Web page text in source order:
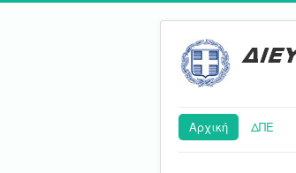
Αρχική ΔΠΕ